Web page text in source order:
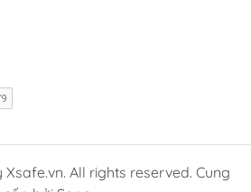
All rights reserved. Cung